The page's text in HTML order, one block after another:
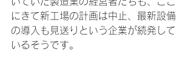
にきて新工場の計画は中止、最新設備
の導入も見送りという企業が続発して
いるそうです。